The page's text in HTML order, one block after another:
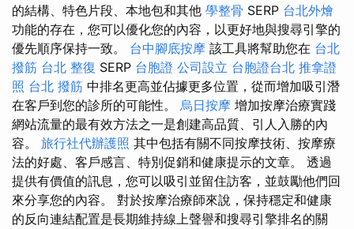
的結構、特色片段、本地包和其他 學整骨 SERP 台北外燴
功能的存在，您可以優化您的內容，以更好地與搜尋引擎的
優先順序保持一致。 台中腳底按摩 該工具將幫助您在 台北
撥筋 台北 整復 SERP 台胞證 公司設立 台胞證台北 推拿證
照 台北 撥筋 中排名更高並佔據更多位置，從而增加吸引潛
在客戶到您的診所的可能性。 烏日按摩 增加按摩治療實踐
網站流量的最有效方法之一是創建高品質、引人入勝的內
容。 旅行社代辦護照 其中包括有關不同按摩技術、按摩療
法的好處、客戶感言、特別促銷和健康提示的文章。 透過
提供有價值的訊息，您可以吸引並留住訪客，並鼓勵他們回
來分享您的內容。 對於按摩治療師來說，保持穩定和健康
的反向連結配置是長期維持線上聲譽和搜尋引擎排名的關